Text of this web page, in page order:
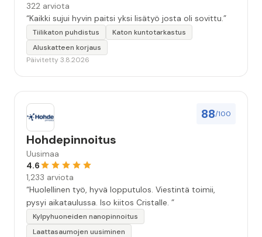
322 arviota
“Kaikki sujui hyvin paitsi yksi lisätyö josta oli sovittu.”
Tiilikaton puhdistus
Katon kuntotarkastus
Aluskatteen korjaus
Päivitetty 3.8.2026
88/100
Hohdepinnoitus
Uusimaa
4.6
1,233 arviota
“Huolellinen työ, hyvä lopputulos. Viestintä toimii,
pysyi aikataulussa. Iso kiitos Cristalle. ”
Kylpyhuoneiden nanopinnoitus
Laattasaumojen uusiminen